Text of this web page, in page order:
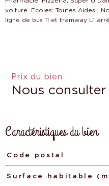
voiture. Ecoles: Toutes Aides ,
ligne de bus 11 et tramway L1
Prix du bien
Nous consulter
Caractéristiques du bien
Caractéristiques Valeurs
Code postal
Surface habitable